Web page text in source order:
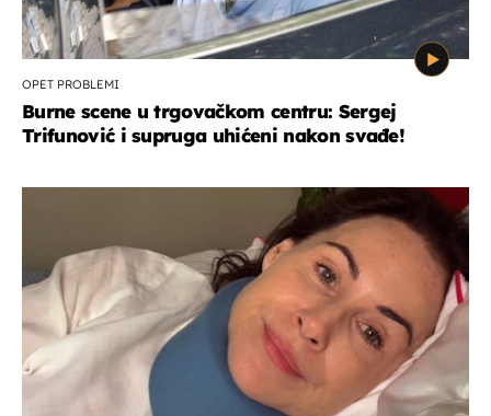
OPET PROBLEMI
Burne scene u trgovačkom centru: Sergej
Trifunović i supruga uhićeni nakon svađe!